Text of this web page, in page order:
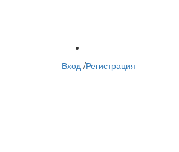
Вход /Регистрация